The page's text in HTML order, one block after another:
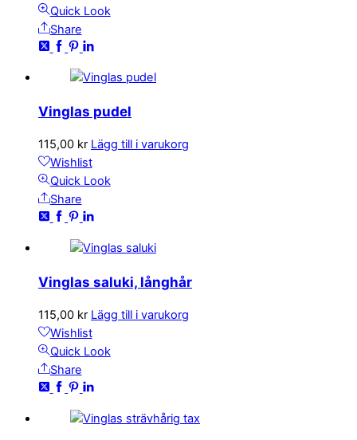
Quick Look
Share
Vinglas pudel
115,00 kr Lägg till i varukorg
Wishlist
Quick Look
Share
Vinglas saluki, långhår
115,00 kr Lägg till i varukorg
Wishlist
Quick Look
Share